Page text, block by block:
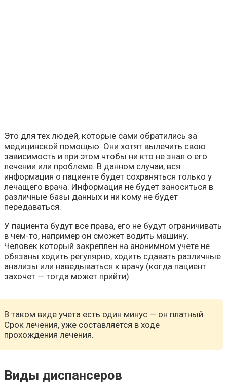
Это для тех людей, которые сами обратились за
медицинской помощью. Они хотят вылечить свою
зависимость и при этом чтобы ни кто не знал о его
лечении или проблеме. В данном случаи, вся
информация о пациенте будет сохраняться только у
лечащего врача. Информация не будет заноситься в
различные базы данных и ни кому не будет
передаваться.
У пациента будут все права, его не будут ограничивать
в чем-то, например он сможет водить машину.
Человек который закреплен на анонимном учете не
обязаны ходить регулярно, ходить сдавать различные
анализы или наведываться к врачу (когда пациент
захочет — тогда может прийти).
В таком виде учета есть один минус — он платный.
Срок лечения, уже составляется в ходе
прохождения лечения.
Виды диспансеров